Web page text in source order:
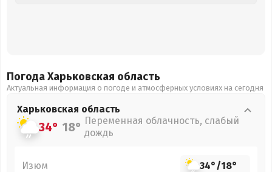
Погода Харьковская область
Актуальная информация о погоде и атмосферных условиях на сегодня
Харьковская область
34° 18° Переменная облачность, слабый
дождь
Изюм 34°/18°